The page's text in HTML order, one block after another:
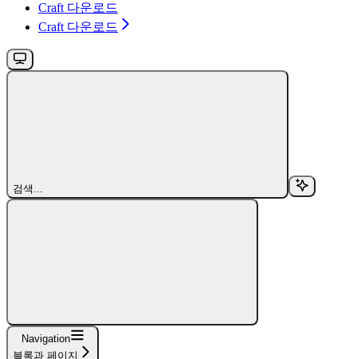
Craft 다운로드
Craft 다운로드
검색...
Navigation
블록과 페이지